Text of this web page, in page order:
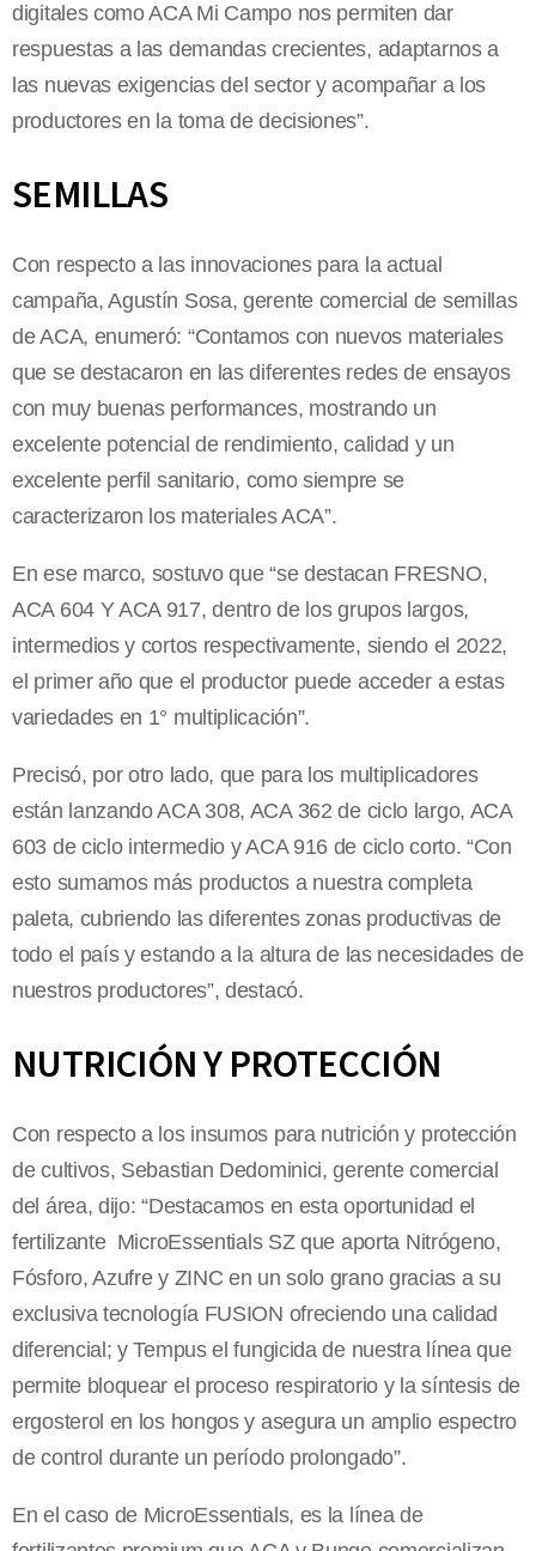
digitales como ACA Mi Campo nos permiten dar
respuestas a las demandas crecientes, adaptarnos a
las nuevas exigencias del sector y acompañar a los
productores en la toma de decisiones”.
SEMILLAS
Con respecto a las innovaciones para la actual
campaña, Agustín Sosa, gerente comercial de semillas
de ACA, enumeró: “Contamos con nuevos materiales
que se destacaron en las diferentes redes de ensayos
con muy buenas performances, mostrando un
excelente potencial de rendimiento, calidad y un
excelente perfil sanitario, como siempre se
caracterizaron los materiales ACA”.
En ese marco, sostuvo que “se destacan FRESNO,
ACA 604 Y ACA 917, dentro de los grupos largos,
intermedios y cortos respectivamente, siendo el 2022,
el primer año que el productor puede acceder a estas
variedades en 1° multiplicación”.
Precisó, por otro lado, que para los multiplicadores
están lanzando ACA 308, ACA 362 de ciclo largo, ACA
603 de ciclo intermedio y ACA 916 de ciclo corto. “Con
esto sumamos más productos a nuestra completa
paleta, cubriendo las diferentes zonas productivas de
todo el país y estando a la altura de las necesidades de
nuestros productores”, destacó.
NUTRICIÓN Y PROTECCIÓN
Con respecto a los insumos para nutrición y protección
de cultivos, Sebastian Dedominici, gerente comercial
del área, dijo: “Destacamos en esta oportunidad el
fertilizante MicroEssentials SZ que aporta Nitrógeno,
Fósforo, Azufre y ZINC en un solo grano gracias a su
exclusiva tecnología FUSION ofreciendo una calidad
diferencial; y Tempus el fungicida de nuestra línea que
permite bloquear el proceso respiratorio y la síntesis de
ergosterol en los hongos y asegura un amplio espectro
de control durante un período prolongado”.
En el caso de MicroEssentials, es la línea de